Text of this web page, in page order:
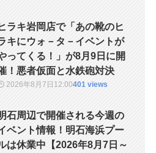
ラキ岩岡店で「あの靴のヒ
キにウォ－タ－イベントが
ってくる！」が8月9日に開
！悪者仮面と水鉄砲対決
2026年8月7日 12:00401 views
石周辺で開催される今週の
ベント情報！明石海浜プー
は休業中【2026年8月7日～